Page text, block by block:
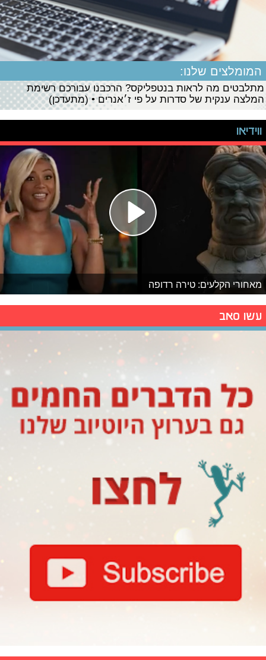
המומלצים שלנו:
מתלבטים מה לראות בנטפליקס? הרכבנו עבורכם רשימת
המלצה ענקית של סדרות על פי ז׳אנרים • (מתעדכן)
ווידיאו
מאחורי הקלעים: טירה רדופה
עשו סאב